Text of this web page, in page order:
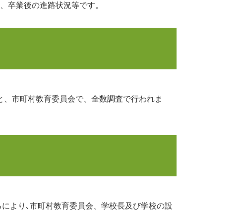
卒業後の進路状況等です。
市町村教育委員会で、全数調査で行われま
より､市町村教育委員会、学校長及び学校の設